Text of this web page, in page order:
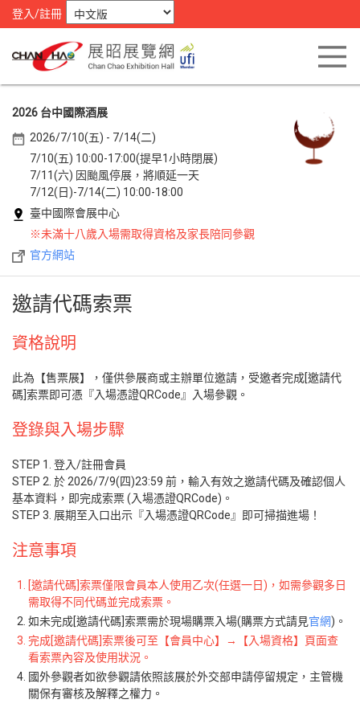
登入/註冊
2026 台中國際酒展
2026/7/10(五) - 7/14(二)
7/10(五) 10:00-17:00(提早1小時閉展)
7/11(六) 因颱風停展，將順延一天
7/12(日)-7/14(二) 10:00-18:00
臺中國際會展中心
※未滿十八歲入場需取得資格及家長陪同參觀
官方網站
邀請代碼索票
資格說明
此為【售票展】，僅供參展商或主辦單位邀請，受邀者完成[邀請代
碼]索票即可憑『入場憑證QRCode』入場參觀。
登錄與入場步驟
STEP 1. 登入/註冊會員
STEP 2. 於 2026/7/9(四)23:59 前，輸入有效之邀請代碼及確認個人
基本資料，即完成索票 (入場憑證QRCode)。
STEP 3. 展期至入口出示『入場憑證QRCode』即可掃描進場！
注意事項
[邀請代碼]索票僅限會員本人使用乙次(任選一日)，如需參觀多日
需取得不同代碼並完成索票。
如未完成[邀請代碼]索票需於現場購票入場(購票方式請見官網)。
完成[邀請代碼]索票後可至【會員中心】→【入場資格】頁面查
看索票內容及使用狀況。
國外參觀者如欲參觀請依照該展於外交部申請停留規定，主管機
關保有審核及解釋之權力。